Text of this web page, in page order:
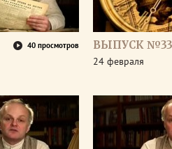
40 просмотров ВЫПУСК
24 февраля